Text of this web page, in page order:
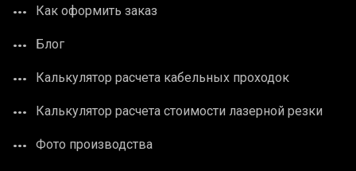
Как оформить заказ
Блог
Калькулятор расчета кабельных проходок
Калькулятор расчета стоимости лазерной резки
Фото производства